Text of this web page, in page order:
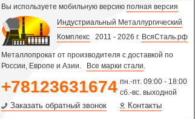
Вы используете мобильную версию полная версия
Индустриальный Металлургический
Комплекс 2011 - 2026 г. ВсяСталь.рф
Металлопрокат от производителя с доставкой по
России, Европе и Азии.
Все марки стали.
+78123631674 пн.-пт. 09:00 - 18:00
сб.-вс. выходной
Заказать обратный звонок Контакты